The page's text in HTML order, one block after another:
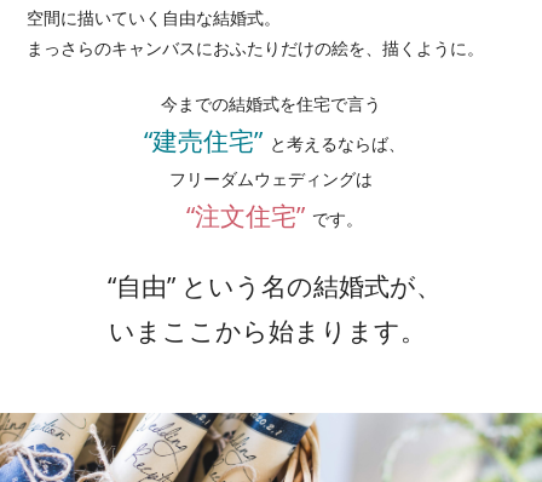
空間に描いていく自由な結婚式。
まっさらのキャンバスにおふたりだけの絵を、描くように。
今までの結婚式を住宅で言う
“建売住宅” と考えるならば、
フリーダムウェディングは
“注文住宅” です。
“自由” という名の結婚式が、
いまここから始まります。